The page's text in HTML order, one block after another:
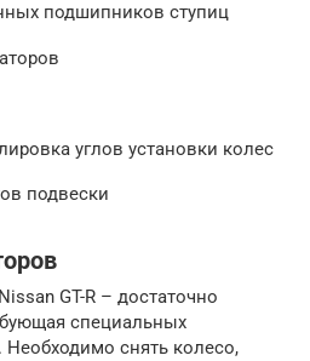
подшипников ступиц
углов установки колес
подвески
GT-R – достаточно
специальных
снять колесо,